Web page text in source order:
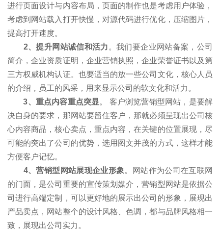
进行页面设计与内容布局，页面的制作也是考虑用户体验，
考虑到网站载入打开快慢，对源代码进行优化，压缩图片，
提高打开速度。
2、提升网站诚信和活力 。我们要企业网站备案，公司
简介，企业资质证明，企业营销执照，企业荣誉证书以及第
三方权威机构认证。也要适当的放一些公司文化，核心人员
的介绍，员工的风采，用来显示公司的软文化和活力。
3、重点内容重点突显。 客户浏览营销型网站，是要解
决自身的要求，那网站要留住客户，那就必须呈现出公司核
心内容商品，核心卖点，重点内容，在关键的位置展现，尽
可能的突出了公司的优势，选用图文并茂的方式，这样才能
方便客户记忆。
4、营销型网站展现企业形象 。网站作为公司在互联网
的门面，是公司重要的宣传策划媒介，营销型网站是依据公
司进行高端定制，可以更好地的展示出公司的形象，展现出
产品卖点，网站整个的设计风格、色调，都与品牌风格相一
致，展现出公司实力。